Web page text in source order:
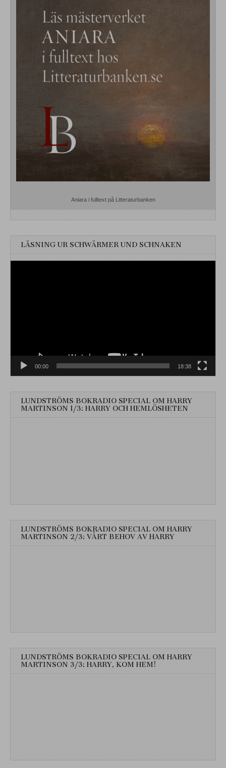
Aniara i fulltext på Litteraturbanken
LÄSNING UR SCHWÄRMER UND SCHNAKEN
00:00 18:38
LUNDSTRÖMS BOKRADIO SPECIAL OM HARRY
MARTINSON 1/3: HARRY OCH HEMLÖSHETEN
LUNDSTRÖMS BOKRADIO SPECIAL OM HARRY
MARTINSON 2/3: VÅRT BEHOV AV HARRY
LUNDSTRÖMS BOKRADIO SPECIAL OM HARRY
MARTINSON 3/3: HARRY, KOM HEM!